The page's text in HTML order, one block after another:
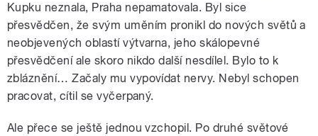
Kupku neznala, Praha nepamatovala. Byl sice
přesvědčen, že svým uměním pronikl do nových světů a
neobjevených oblastí výtvarna, jeho skálopevné
přesvědčení ale skoro nikdo další nesdílel. Bylo to k
zbláznění… Začaly mu vypovídat nervy. Nebyl schopen
pracovat, cítil se vyčerpaný.
Ale přece se ještě jednou vzchopil. Po druhé světové